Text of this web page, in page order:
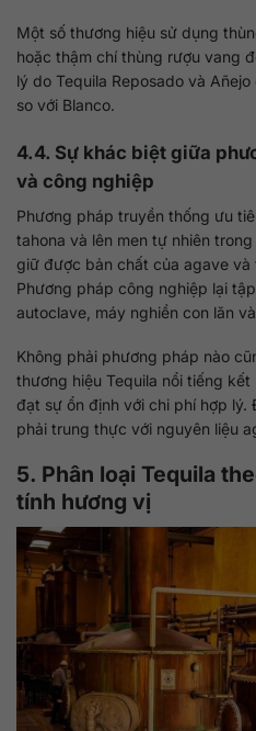
Một số thương hiệu sử dụng
hoặc thậm chí thùng rượu vang
lý do Tequila Reposado và
so với Blanco.
4.4. Sự khác biệt giữa
và công nghiệp
Phương pháp truyền thống ưu
tahona và lên men tự nhiên
giữ được bản chất của agave
Phương pháp công nghiệp lại
autoclave, máy nghiền con lăn
Không phải phương pháp nào
thương hiệu Tequila nổi tiếng
đạt sự ổn định với chi phí hợp
phải trung thực với nguyên liệu
5. Phân loại Tequila
tính hương vị